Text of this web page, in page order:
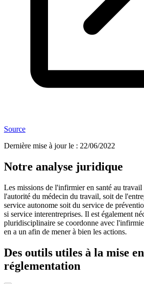
Source
Dernière mise à jour le : 22/06/2022
Notre analyse juridique
Les missions de l'infirmier en santé au travail
l'autorité du médecin du travail, soit de
service autonome soit du service de
si service interentreprises. Il est également
pluridisciplinaire se coordonne avec
en a un afin de mener à bien les actions.
Des outils utiles à la mise
réglementation